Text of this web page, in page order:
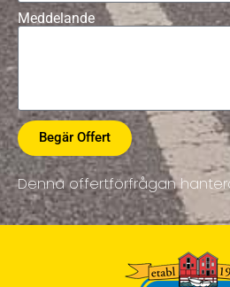
Meddelande
Begär Offert
Denna offertförfrågan